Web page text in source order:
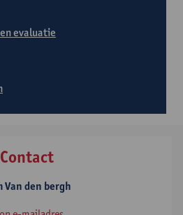
evaluatie
Contact
Van den bergh